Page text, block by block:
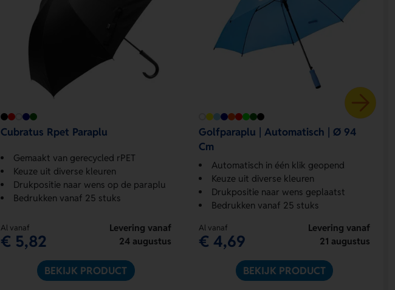
Cubratus Rpet Paraplu
Gemaakt van gerecycled rPET
Keuze uit diverse kleuren
Drukpositie naar wens op de paraplu
Bedrukken vanaf 25 stuks
Al vanaf
€ 5,82
Levering vanaf
24 augustus
BEKIJK PRODUCT
Golfparaplu | Automatisch | Ø 94
Cm
Automatisch in één klik geopend
Keuze uit diverse kleuren
Drukpositie naar wens geplaatst
Bedrukken vanaf 25 stuks
Al vanaf
€ 4,69
Levering vanaf
21 augustus
BEKIJK PRODUCT